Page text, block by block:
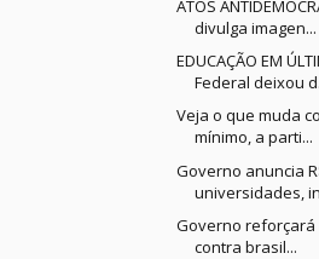
ATOS
divulga imagen...
EDUCAÇÃO EM
Federal deixou
Veja o que muda
mínimo, a parti...
Governo anuncia
universidades,
Governo reforçará
contra brasil...